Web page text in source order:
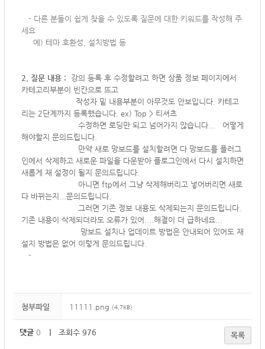
- 다른 분들이 쉽게 찾을 수 있도록 질문에 대한 키워드를 작성해 주
세요
예) 테마 호환성, 설치방법 등
2. 질문 내용 : 강의 등록 후 수정할려고 하면 상품 정보 페이지에서
카테고리부분이 빈칸으로 뜨고
작성자 밑 내용부분이 아무것도 안보입니다. 카테고
리는 2단계까지 등록했습니다. ex) Top > 티셔츠
수정하면 로딩만 되고 넘어가지 않습니다...
어떻게
해야할지 문의드립니다.
만약 새로 망보드를 설치할려면 다 망보드를 플러그
인에서 삭제하고 새로운 파일을 다운받아 플로그인에서 다시 설치하면
새롭게 재 설정이 될지 문의드립니다.
아니면 ftp에서 그냥 삭제해버리고 넣어버리면 새로
다 바뀌는지...문의드립니다.
그러면 기존 정보 내용도 삭제되는지 문의드립니다.
기존 내용이 삭제되더라도 오류가 있어....해결이 더 급하네요...
망보드 설치나 업데이트 방법은 안내되어 있어도 재
설지 방법은 없어 이렇게 문의드립니다.
-
첨부파일 11111.png (4.7KB)
댓글 0 ｜ 조회수 976 목록